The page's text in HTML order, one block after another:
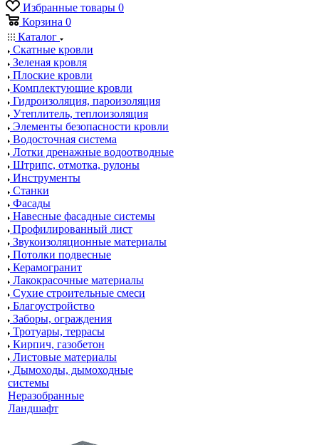
Избранные товары 0
Корзина 0
Каталог
Скатные кровли
Зеленая кровля
Плоские кровли
Комплектующие кровли
Гидроизоляция, пароизоляция
Утеплитель, теплоизоляция
Элементы безопасности кровли
Водосточная система
Лотки дренажные водоотводные
Штрипс, отмотка, рулоны
Инструменты
Станки
Фасады
Навесные фасадные системы
Профилированный лист
Звукоизоляционные материалы
Потолки подвесные
Керамогранит
Лакокрасочные материалы
Сухие строительные смеси
Благоустройство
Заборы, ограждения
Тротуары, террасы
Кирпич, газобетон
Листовые материалы
Дымоходы, дымоходные
системы
Неразобранные
Ландшафт